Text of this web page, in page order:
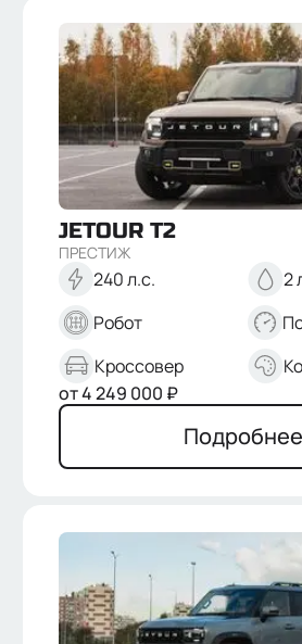
МОЩНОСТЬ ДВИГАТЕЛЯ
147
194
240
245
ЦВЕТ
Белый
Черный
Зеленый
Коричневый
Синий
Серый
JETOUR T2
ПРЕСТИЖ
240 л.с.
2
Робот
Кроссовер
от4 249 000 ₽
Подробнее